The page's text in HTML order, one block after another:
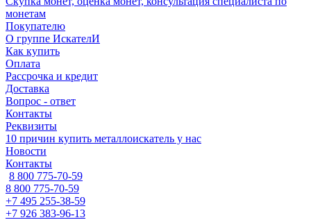
монетам
Покупателю
О группе ИскателИ
Как купить
Оплата
Рассрочка и кредит
Доставка
Вопрос - ответ
Контакты
Реквизиты
10 причин купить металлоискатель у нас
Новости
Контакты
8 800 775-70-59
8 800 775-70-59
+7 495 255-38-59
+7 926 383-96-13